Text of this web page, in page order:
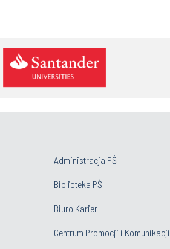
Administracja PŚ
Biblioteka PŚ
Biuro Karier
Centrum Promocji i Komunikacji